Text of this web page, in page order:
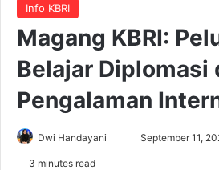
Info KBRI
Magang KBRI:
Belajar Diplomasi
Pengalaman
Dwi Handayani September 11,
3 minutes read